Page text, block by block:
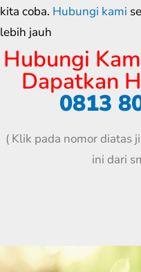
kita coba. Hubungi kami
lebih jauh
Hubungi
Dapatkan
0813
( Klik pada nomor diatas
ini dari